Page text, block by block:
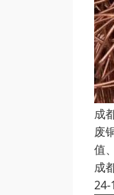
成
废
值
成
24-